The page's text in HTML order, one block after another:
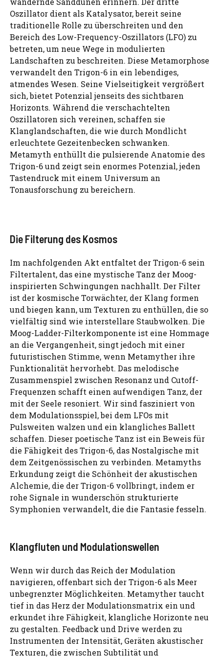
Oszillator dient als Katalysator, bereit seine
traditionelle Rolle zu überschreiten und den
Bereich des Low-Frequency-Oszillators (LFO) zu
betreten, um neue Wege in modulierten
Landschaften zu beschreiten. Diese Metamorphose
verwandelt den Trigon-6 in ein lebendiges,
atmendes Wesen. Seine Vielseitigkeit vergrößert
sich, bietet Potenzial jenseits des sichtbaren
Horizonts. Während die verschachtelten
Oszillatoren sich vereinen, schaffen sie
Klanglandschaften, die wie durch Mondlicht
erleuchtete Gezeitenbecken schwanken.
Metamyth enthüllt die pulsierende Anatomie des
Trigon-6 und zeigt sein enormes Potenzial, jeden
Tastendruck mit einem Universum an
Tonausforschung zu bereichern.
Die Filterung des Kosmos
Im nachfolgenden Akt entfaltet der Trigon-6 sein
Filtertalent, das eine mystische Tanz der Moog-
inspirierten Schwingungen nachhallt. Der Filter
ist der kosmische Torwächter, der Klang formen
und biegen kann, um Texturen zu enthüllen, die so
vielfältig sind wie interstellare Staubwolken. Die
Moog-Ladder-Filterkomponente ist eine Hommage
an die Vergangenheit, singt jedoch mit einer
futuristischen Stimme, wenn Metamyther ihre
Funktionalität hervorhebt. Das melodische
Zusammenspiel zwischen Resonanz und Cutoff-
Frequenzen schafft einen aufwendigen Tanz, der
mit der Seele resoniert. Wir sind fasziniert von
dem Modulationsspiel, bei dem LFOs mit
Pulsweiten walzen und ein klangliches Ballett
schaffen. Dieser poetische Tanz ist ein Beweis für
die Fähigkeit des Trigon-6, das Nostalgische mit
dem Zeitgenössischen zu verbinden. Metamyths
Erkundung zeigt die Schönheit der akustischen
Alchemie, die der Trigon-6 vollbringt, indem er
rohe Signale in wunderschön strukturierte
Symphonien verwandelt, die die Fantasie fesseln.
Klangfluten und Modulationswellen
Wenn wir durch das Reich der Modulation
navigieren, offenbart sich der Trigon-6 als Meer
unbegrenzter Möglichkeiten. Metamyther taucht
tief in das Herz der Modulationsmatrix ein und
erkundet ihre Fähigkeit, klangliche Horizonte neu
zu gestalten. Feedback und Drive werden zu
Instrumenten der Intensität, Geräten akustischer
Texturen, die zwischen Subtilität und